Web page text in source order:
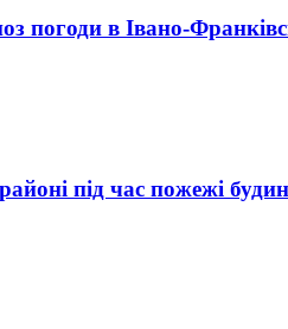
погоди в Івано-
під час пожежі